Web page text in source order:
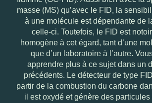
masse (MS) qu’avec le FID, la
à une molécule est dépendante de
celle-ci. Toutefois, le FID est
homogène à cet égard, tant d’une
que d’un laboratoire à l’autre.
apprendre plus à ce sujet dans un
précédents. Le détecteur de type FID
partir de la combustion du carbone
il est oxydé et génère des